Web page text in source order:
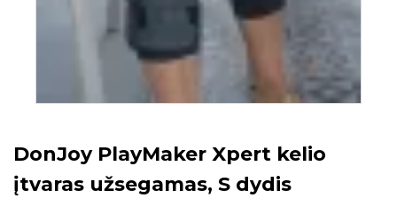
DonJoy PlayMaker Xpert kelio
įtvaras užsegamas, S dydis